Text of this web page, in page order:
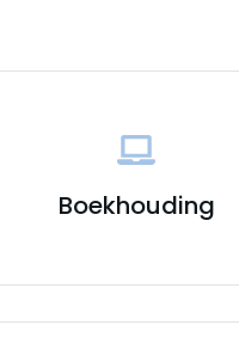
Boekhouding